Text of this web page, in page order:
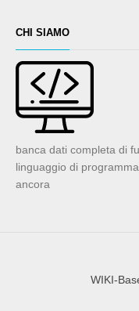
CHI SIAMO
banca dati completa di
linguaggio di
ancora
WIKI-